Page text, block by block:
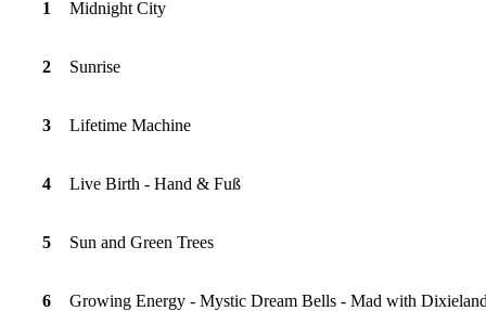
1 Midnight City
2 Sunrise
3 Lifetime Machine
4 Live Birth - Hand & Fuß
5 Sun and Green Trees
6 Growing Energy - Mystic Dream Bells - Mad with